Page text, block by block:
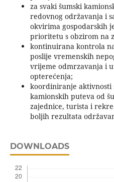
za svaki šumski
redovnog održavanja i
okvirima gospodarskih
prioritetu s obzirom na
kontinuirana kontrola
poslije vremenskih
vrijeme odmrzavanja i
opterećenja;
koordiniranje aktivnosti
kamionskih puteva od
zajednice, turista i
boljih rezultata
DOWNLOADS